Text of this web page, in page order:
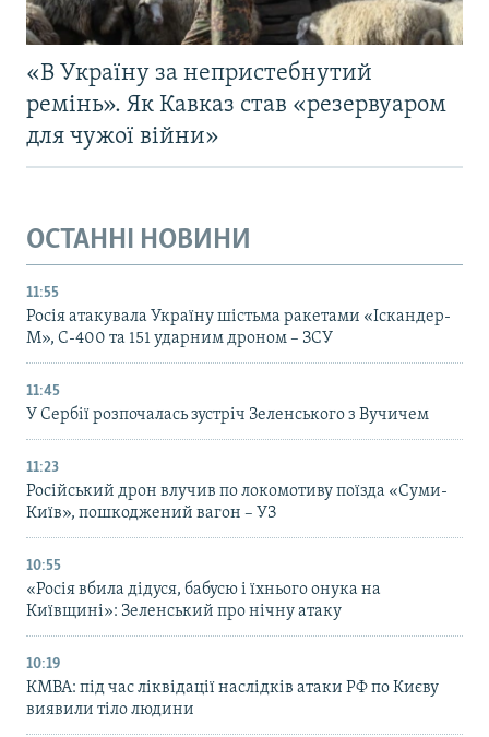
«В Україну за непристебнутий
ремінь». Як Кавказ став «резервуаром
для чужої війни»
ОСТАННІ НОВИНИ
11:55
Росія атакувала Україну шістьма ракетами «Іскандер-
М», С-400 та 151 ударним дроном – ЗСУ
11:45
У Сербії розпочалась зустріч Зеленського з Вучичем
11:23
Російський дрон влучив по локомотиву поїзда «Суми-
Київ», пошкоджений вагон – УЗ
10:55
«Росія вбила дідуся, бабусю і їхнього онука на
Київщині»: Зеленський про нічну атаку
10:19
КМВА: під час ліквідації наслідків атаки РФ по Києву
виявили тіло людини